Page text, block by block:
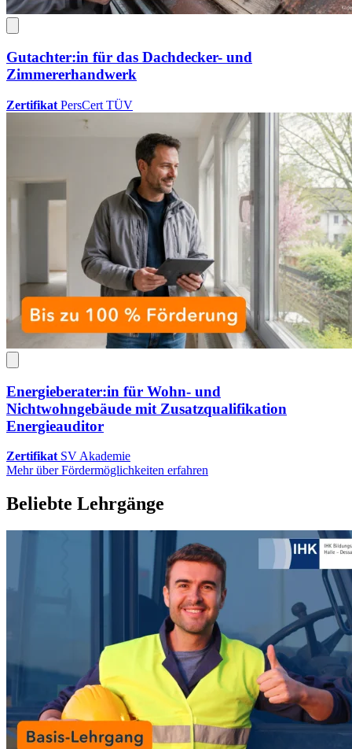
Gutachter:in für das Dachdecker- und
Zimmererhandwerk
Zertifikat PersCert TÜV
Energieberater:in für Wohn- und
Nichtwohngebäude mit Zusatzqualifikation
Energieauditor
Zertifikat SV Akademie
Mehr über Fördermöglichkeiten erfahren
Beliebte Lehrgänge